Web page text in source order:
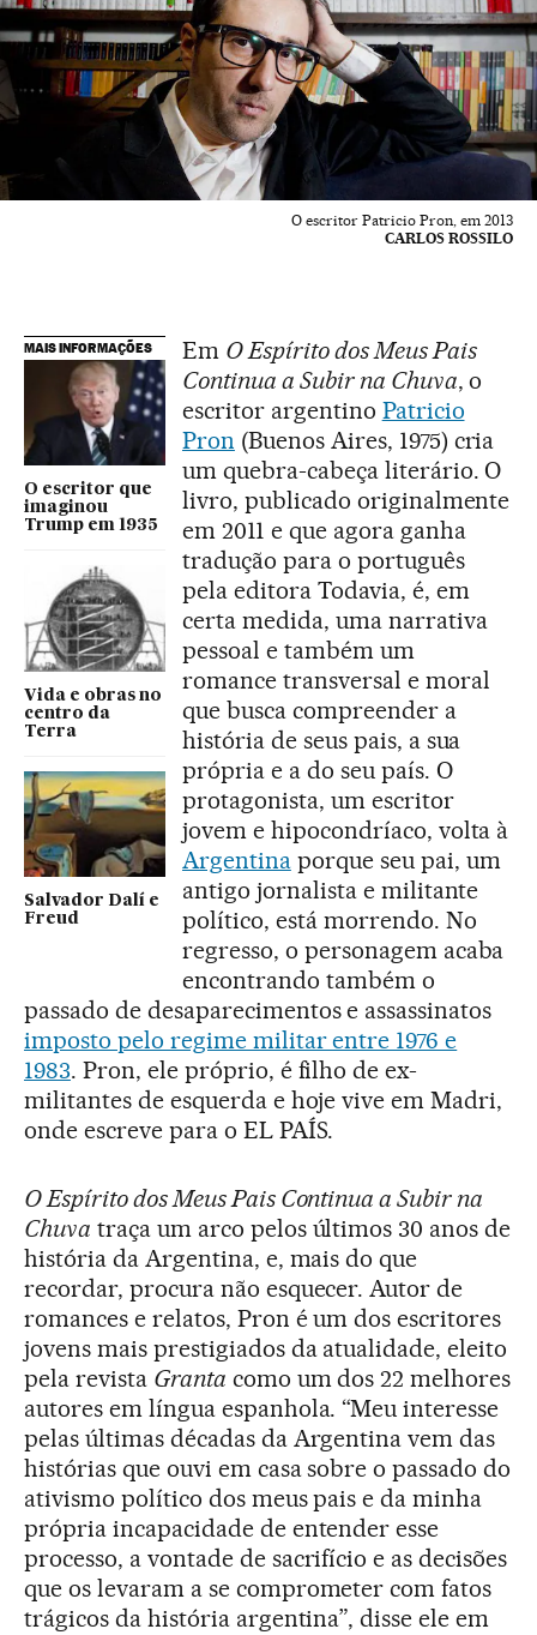
O escritor Patricio Pron, em 2013
CARLOS ROSSILO
MAIS INFORMAÇÕES
O escritor que
imaginou
Trump em 1935
Vida e obras no
centro da
Terra
Salvador Dalí e
Freud
Em O Espírito dos Meus Pais
Continua a Subir na Chuva, o
escritor argentino Patricio
Pron (Buenos Aires, 1975) cria
um quebra-cabeça literário. O
livro, publicado originalmente
em 2011 e que agora ganha
tradução para o português
pela editora Todavia, é, em
certa medida, uma narrativa
pessoal e também um
romance transversal e moral
que busca compreender a
história de seus pais, a sua
própria e a do seu país. O
protagonista, um escritor
jovem e hipocondríaco, volta à
Argentinaporque seu pai, um
antigo jornalista e militante
político, está morrendo. No
regresso, o personagem acaba
encontrando também o
passado de desaparecimentos e assassinatos
imposto pelo regime militar entre 1976 e
1983. Pron, ele próprio, é filho de ex-
militantes de esquerda e hoje vive em Madri,
onde escreve para o EL PAÍS.
O Espírito dos Meus Pais Continua a Subir na
Chuva traça um arco pelos últimos 30 anos de
história da Argentina, e, mais do que
recordar, procura não esquecer. Autor de
romances e relatos, Pron é um dos escritores
jovens mais prestigiados da atualidade, eleito
pela revista Granta como um dos 22 melhores
autores em língua espanhola. “Meu interesse
pelas últimas décadas da Argentina vem das
histórias que ouvi em casa sobre o passado do
ativismo político dos meus pais e da minha
própria incapacidade de entender esse
processo, a vontade de sacrifício e as decisões
que os levaram a se comprometer com fatos
trágicos da história argentina”, disse ele em